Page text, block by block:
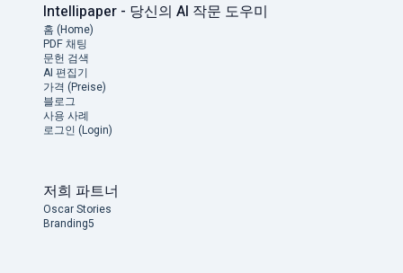
Intellipaper - 당신의 AI 작문 도우미
홈 (Home)
PDF 채팅
문헌 검색
AI 편집기
가격 (Preise)
블로그
사용 사례
로그인 (Login)
저희 파트너
Oscar Stories
Branding5